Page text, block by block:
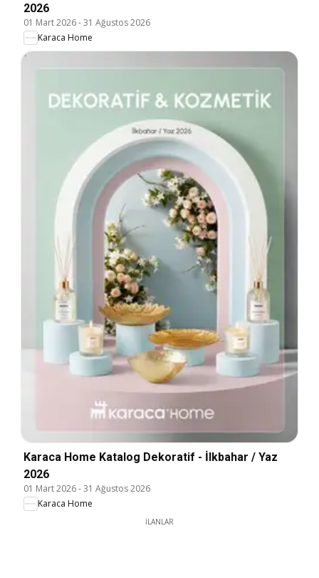
2026
01 Mart 2026-31 Ağustos 2026
Karaca Home
Karaca Home Katalog Dekoratif - İlkbahar / Yaz
2026
01 Mart 2026-31 Ağustos 2026
Karaca Home
İLANLAR